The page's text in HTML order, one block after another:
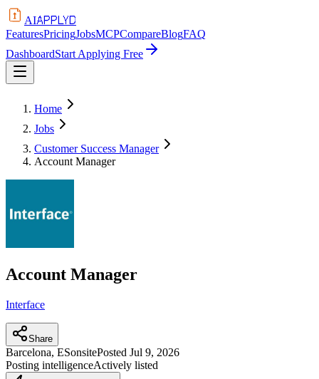
AIAPPLYD
FeaturesPricingJobsMCPCompareBlogFAQ
DashboardStart Applying Free
Home
Jobs
Customer Success Manager
Account Manager
Account Manager
Interface
Share
Barcelona, ESonsitePosted Jul 9, 2026
Posting intelligenceActively listed